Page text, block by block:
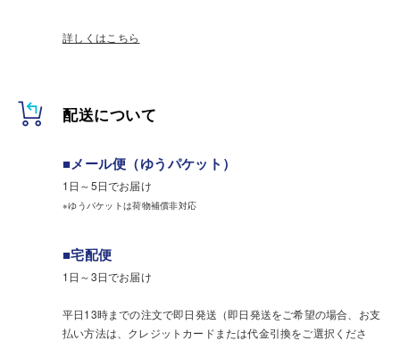
詳しくはこちら
配送について
■メール便（ゆうパケット）
1日～5日でお届け
※ゆうパケットは荷物補償非対応
■宅配便
1日～3日でお届け
平日13時までの注文で即日発送（即日発送をご希望の場合、お支
払い方法は、クレジットカードまたは代金引換をご選択くださ